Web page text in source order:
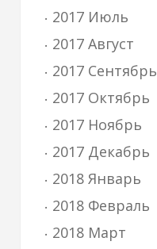
2017 Июль
2017 Август
2017 Сентябрь
2017 Октябрь
2017 Ноябрь
2017 Декабрь
2018 Январь
2018 Февраль
2018 Март